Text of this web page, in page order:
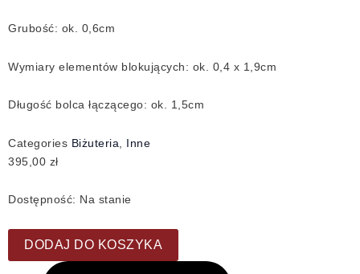
Grubość: ok. 0,6cm
Wymiary elementów blokujących: ok. 0,4 x 1,9cm
Długość bolca łączącego: ok. 1,5cm
Categories Biżuteria
Inne
395,00 zł
Dostępność: Na stanie
DODAJ DO KOSZYKA